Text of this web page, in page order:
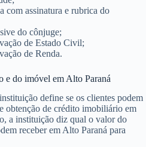
com assinatura e rubrica do
do cônjuge;
de Estado Civil;
de Renda.
e do imóvel em Alto Paraná
define se os clientes podem
obtenção de crédito imobiliário em
a instituição diz qual o valor do
receber em Alto Paraná para